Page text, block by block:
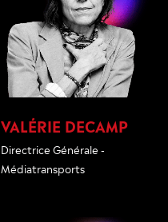
VALÉRIE DECAMP
Directrice Générale -
Médiatransports